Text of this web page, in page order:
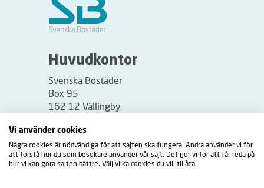
Huvudkontor
Svenska Bostäder
Box 95
162 12 Vällingby
Besöksadress:
Vällingbyplan 2
Vi använder cookies
Några cookies är nödvändiga för att sajten ska fungera. Andra använder vi för
att förstå hur du som besökare använder vår sajt. Det gör vi för att får reda på
hur vi kan göra sajten bättre. Välj vilka cookies du vill tillåta.